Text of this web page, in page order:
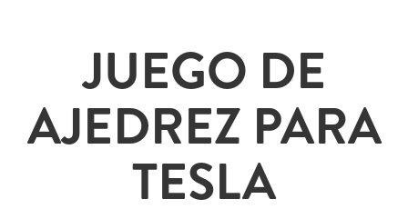
JUEGO DE
AJEDREZ PARA
TESLA